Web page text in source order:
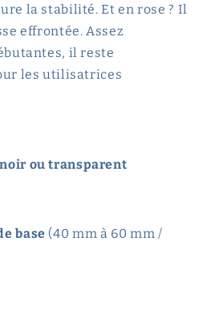
la stabilité. Et en rose ? Il
effrontée. Assez
il reste
les utilisatrices
ou transparent
base (40 mm à 60 mm /